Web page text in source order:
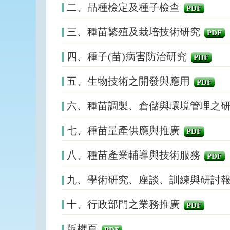
二、品種檢定及種子檢查 PDF
三、種苗繁殖及栽培技術研究 PDF
四、種子(苗)病害防治研究 PDF
五、生物技術之開發與應用 PDF
六、種苗調製、倉儲與環境管理之
七、種苗量產供應與推廣 PDF
八、種苗產業輔導與技術服務 PDF
九、學術研究、座談、訓練與研討
十、行政部門之業務推廣 PDF